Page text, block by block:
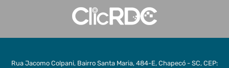
Rua Jacomo Colpani, Bairro Santa Maria, 484-E, Chapecó - SC, CEP: